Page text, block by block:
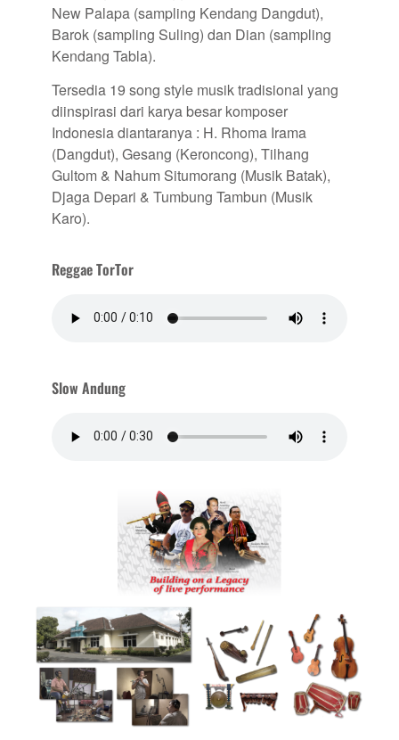
New Palapa (sampling Kendang Dangdut),
Barok (sampling Suling) dan Dian (sampling
Kendang Tabla).
Tersedia 19 song style musik tradisional yang
diinspirasi dari karya besar komposer
Indonesia diantaranya : H. Rhoma Irama
(Dangdut), Gesang (Keroncong), Tilhang
Gultom & Nahum Situmorang (Musik Batak),
Djaga Depari & Tumbung Tambun (Musik
Karo).
Reggae TorTor
Slow Andung